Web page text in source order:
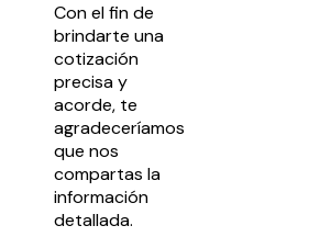
Con el fin de
brindarte una
cotización
precisa y
acorde, te
agradeceríamos
que nos
compartas la
información
detallada.